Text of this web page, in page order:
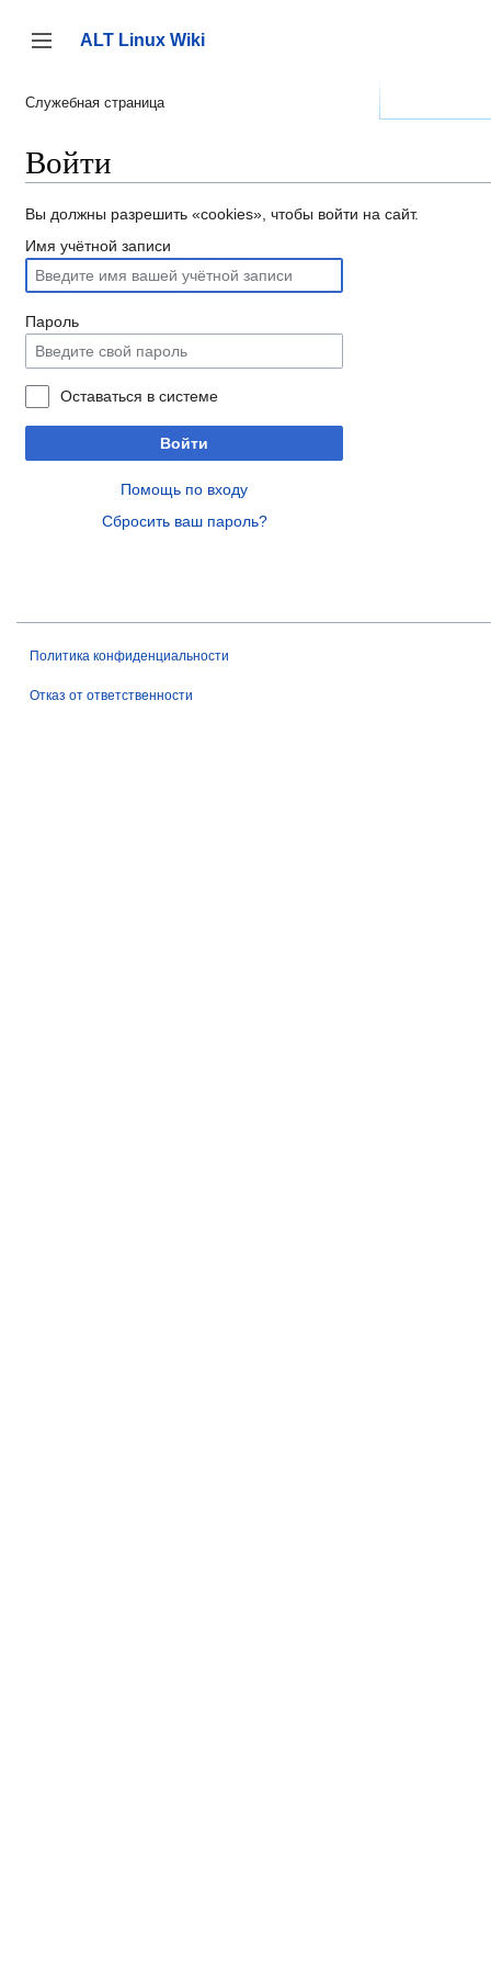
содержанию
Переключить боковую панель
ALT Linux Wiki
Служебная страница
Войти
Вы должны разрешить «cookies», чтобы войти на сайт.
Имя учётной записи
Пароль
Оставаться в системе
Войти
Помощь по входу
Сбросить ваш пароль?
Политика конфиденциальности
Отказ от ответственности